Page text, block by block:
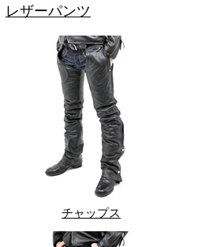
レザーパンツ
チャップス